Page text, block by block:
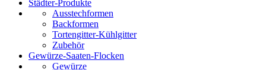
Städter-Produkte
Ausstechformen
Backformen
Tortengitter-Kühlgitter
Zubehör
Gewürze-Saaten-Flocken
Gewürze